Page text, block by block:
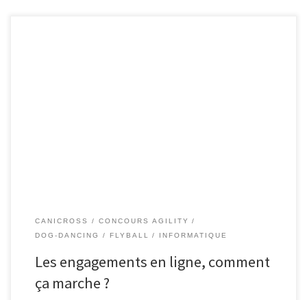
CANICROSS
CONCOURS AGILITY
DOG-DANCING
FLYBALL INFORMATIQUE
Les engagements en ligne, comment
ça marche ?